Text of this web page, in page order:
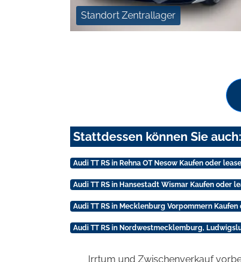
Standort Zentrallager
Stattdessen können Sie auch:
Audi TT RS in Rehna OT Nesow Kaufen oder
Audi TT RS in Hansestadt Wismar Kaufen oder
Audi TT RS in Mecklenburg Vorpommern Kaufen
Audi TT RS in Nordwestmecklemburg,
Irrtum und Zwischenverkauf